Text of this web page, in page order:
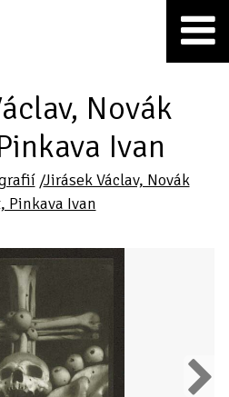
Novák
Ivan
/Jirásek Václav, Novák
Pinkava Ivan
Next